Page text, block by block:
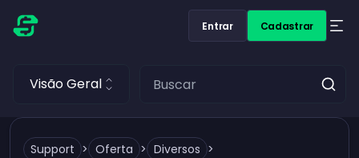
Entrar Cadastrar
Visão Geral
Support > Oferta > Diversos >